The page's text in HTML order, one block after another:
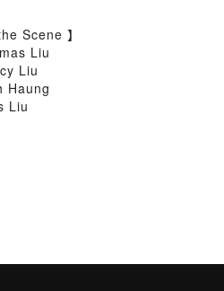
Scene 】
Liu
Liu
Haung
Liu